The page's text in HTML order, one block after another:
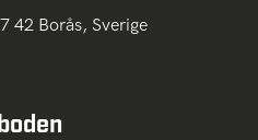
42 Borås, Sverige